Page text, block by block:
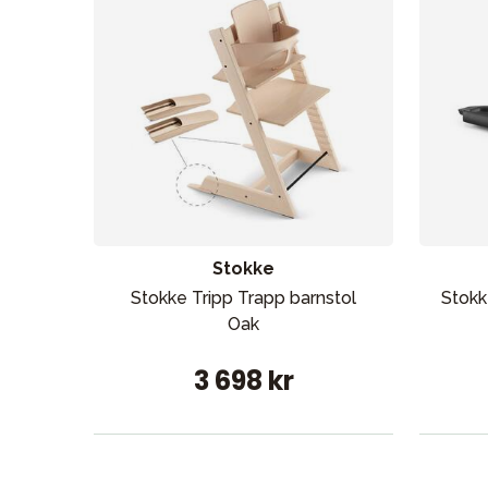
Stokke
Stokke Tripp Trapp barnstol
Oak
3 698 kr